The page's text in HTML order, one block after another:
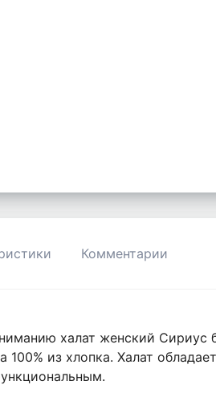
Комментарии
халат женский Сириус
100% из хлопка. Халат